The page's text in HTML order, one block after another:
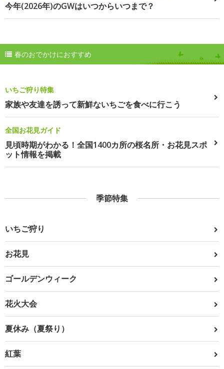
今年(2026年)のGWはいつからいつまで？
春のおでかけにおすすめ
いちご狩り特集
家族や友達を誘って新鮮ないちごを食べに行こう
全国お花見ガイド
見頃時期がわかる！全国1400カ所の桜名所・お花見スポ
ット情報を掲載
季節特集
いちご狩り
お花見
ゴールデンウィーク
花火大会
夏休み（夏祭り）
紅葉